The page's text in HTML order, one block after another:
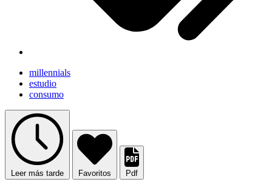
millennials
estudio
consumo
Leer más tarde Favoritos Pdf